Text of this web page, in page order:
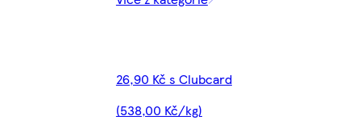
26,90 Kč s Clubcard
(538,00 Kč/kg)